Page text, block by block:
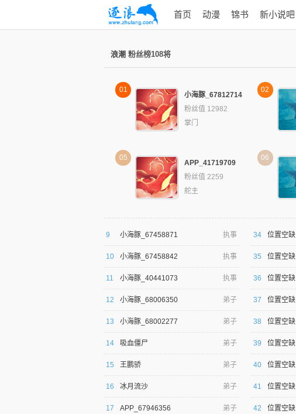
首页 动漫 锦书 新小说吧
浪潮 粉丝榜108将
01
小海豚_67812714
粉丝值 12982
掌门
02
05
APP_41719709
粉丝值 2259
舵主
06
9 小海豚_67458871 执事
10 小海豚_67458842 执事
11 小海豚_40441073 执事
12 小海豚_68006350 弟子
13 小海豚_68002277 弟子
14 吸血僵尸 弟子
15 王鹏骄 弟子
16 冰月流沙 弟子
17 APP_67946356 弟子
34 位置空缺
35 位置空缺
36 位置空缺
37 位置空缺
38 位置空缺
39 位置空缺
40 位置空缺
41 位置空缺
42 位置空缺